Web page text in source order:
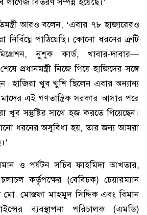
আরও বলেন, ‘এবার ৭৮ হাজারেরও
নির্বিঘ্নে পাঠিয়েছি। কোনো ধরনের ত্রুটি
নুশুক কার্ড, খাবার-দাবার—
প্রধানমন্ত্রী নিজে গিয়ে হাজিদের সঙ্গে
হাজিরা খুব খুশি ছিলেন এবার অন্যান্য
এই গণতান্ত্রিক সরকার আসার পরে
খুব সন্তুষ্টির সাথে হজ করতে গিয়েছেন।
ধরনের অসুবিধা হয়, তার জন্য আমরা
ও পর্যটন সচিব ফাহমিদা আখতার,
কর্তৃপক্ষের (বেবিচক) চেয়ারম্যান
মো. মোস্তফা মাহমুদ সিদ্দিক এবং বিমান
ব্যবস্থাপনা পরিচালক (এমডি)